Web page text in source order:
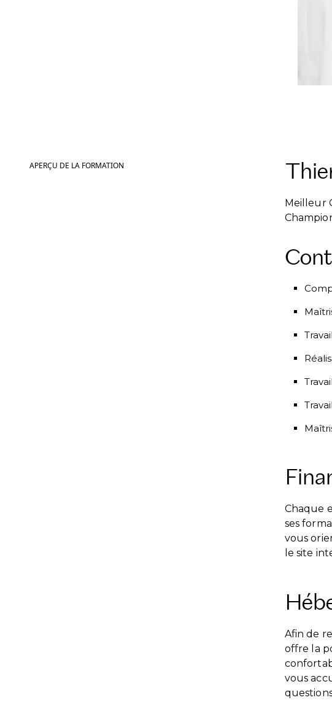
APERÇU DE LA FORMATION
Meilleur
Chaque
ses
vous
le site
Afin de
offre la
vous